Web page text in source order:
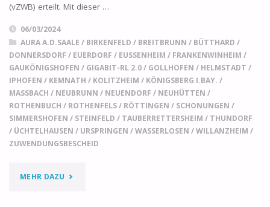
(vZWB) erteilt. Mit dieser …
06/03/2024
AURA A.D.SAALE / BIRKENFELD / BREITBRUNN / BÜTTHARD /
DONNERSDORF / EUERDORF / EUSSENHEIM / FRANKENWINHEIM /
GAUKÖNIGSHOFEN / GIGABIT-RL 2.0/ GOLLHOFEN / HELMSTADT /
IPHOFEN / KEMNATH / KOLITZHEIM / KÖNIGSBERG I.BAY. /
MASSBACH / NEUBRUNN / NEUENDORF / NEUHÜTTEN /
ROTHENBUCH / ROTHENFELS/ RÖTTINGEN / SCHONUNGEN /
SIMMERSHOFEN / STEINFELD / TAUBERRETTERSHEIM / THUNDORF
/ ÜCHTELHAUSEN / URSPRINGEN /WASSERLOSEN /WILLANZHEIM /
ZUWENDUNGSBESCHEID
MEHR DAZU "ERGEBNIS